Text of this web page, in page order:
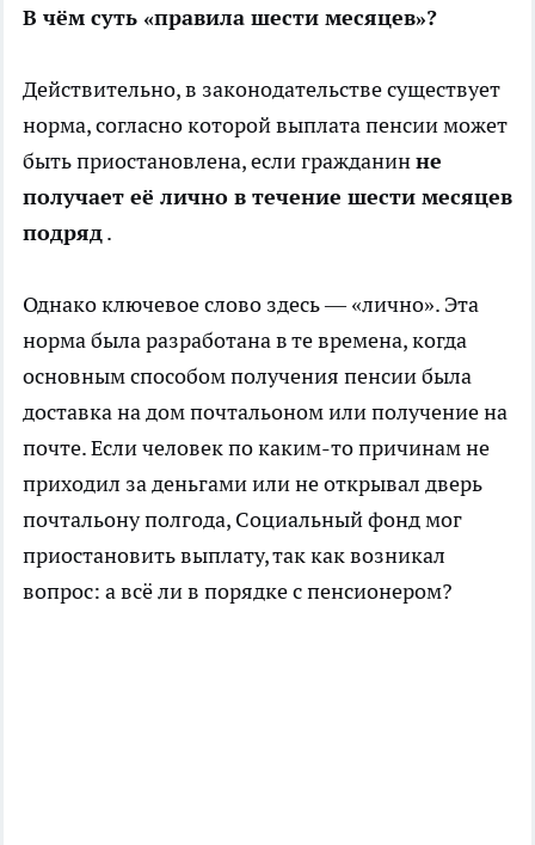
В чём суть «правила шести месяцев»?
Действительно, в законодательстве существует
норма, согласно которой выплата пенсии может
быть приостановлена, если гражданинне
получает её лично в течение шести месяцев
подряд.
Однако ключевое слово здесь — «лично». Эта
норма была разработана в те времена, когда
основным способом получения пенсии была
доставка на дом почтальоном или получение на
почте. Если человек по каким-то причинам не
приходил за деньгами или не открывал дверь
почтальону полгода, Социальный фонд мог
приостановить выплату, так как возникал
вопрос: а всё ли в порядке с пенсионером?